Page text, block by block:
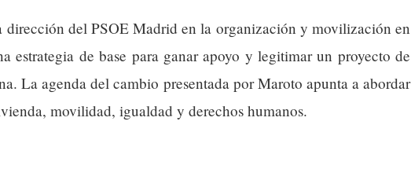
del PSOE Madrid en la organización y movilización en
estrategia de base para ganar apoyo y legitimar un proyecto de
La agenda del cambio presentada por Maroto apunta a abordar
movilidad, igualdad y derechos humanos.